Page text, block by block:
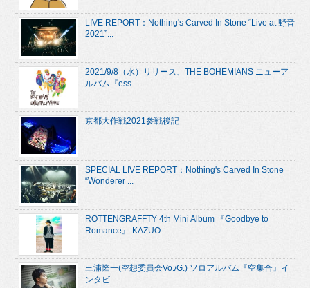
LIVE REPORT：Nothing's Carved In Stone “Live at 野音
2021”...
2021/9/8（水）リリース、THE BOHEMIANS ニューア
ルバム『ess...
京都大作戦2021参戦後記
SPECIAL LIVE REPORT：Nothing's Carved In Stone
“Wonderer ...
ROTTENGRAFFTY 4th Mini Album 『Goodbye to
Romance』 KAZUO...
三浦隆一(空想委員会Vo./G.) ソロアルバム『空集合』イ
ンタビ...